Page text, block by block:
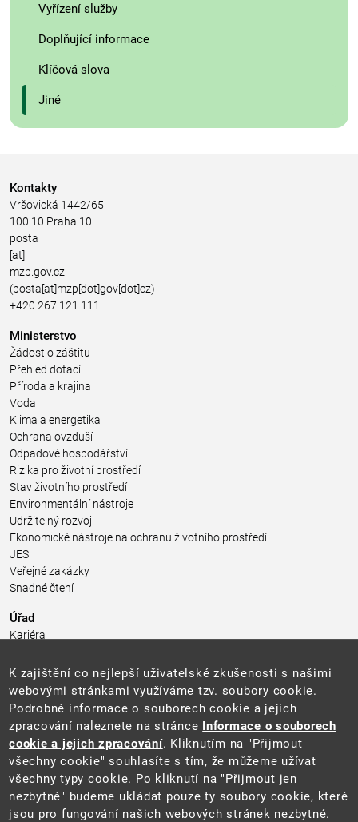
Vyřízení služby
Doplňující informace
Klíčová slova
Jiné
Kontakty
Vršovická 1442/65
100 10 Praha 10
posta
[at]
mzp.gov.cz
(posta[at]mzp[dot]gov[dot]cz)
+420 267 121 111
Ministerstvo
Žádost o záštitu
Přehled dotací
Příroda a krajina
Voda
Klima a energetika
Ochrana ovzduší
Odpadové hospodářství
Rizika pro životní prostředí
Stav životního prostředí
Environmentální nástroje
Udržitelný rozvoj
Ekonomické nástroje na ochranu životního prostředí
JES
Veřejné zakázky
Snadné čtení
Úřad
Kariéra
Pro média a veřejnost
Povinně zveřejňované informace
Kontakty
Přistupnost budovy úřadu MŽP
(PDF, 204 kB)
Web
Aktuality
Ochrana osobních údajů
Prohlášení o přístupnosti
Zásady používání cookies
K zajištění co nejlepší uživatelské zkušenosti s našimi
webovými stránkami využíváme tzv. soubory cookie.
Podrobné informace o souborech cookie a jejich
zpracování naleznete na stránce Informace o souborech
cookie a jejich zpracování. Kliknutím na "Přijmout
všechny cookie" souhlasíte s tím, že můžeme užívat
všechny typy cookie. Po kliknutí na "Přijmout jen
nezbytné" budeme ukládat pouze ty soubory cookie, které
jsou pro fungování našich webových stránek nezbytné.